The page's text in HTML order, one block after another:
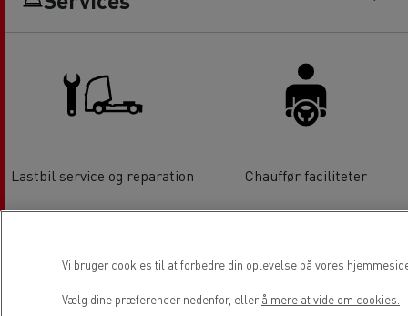
Lastbil service og reparation Chauffør faciliteter
Vi bruger cookies til at forbedre din oplevelse på vores
Vælg dine præferencer nedenfor, eller å mere at vide om cookies.